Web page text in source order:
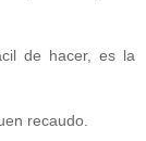
de hacer, es la
recaudo.